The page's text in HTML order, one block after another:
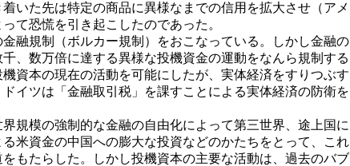
いた先は特定の商品に異様なまでの信用を拡大させ（アメ
て恐慌を引き起こしたのであった。
融規制（ボルカー規制）をおこなっている。しかし金融の
、数万倍に達する異様な投機資金の運動をなんら規制する
資本の現在の活動を可能にしたが、実体経済をすりつぶす
イツは「金融取引税」を課すことによる実体経済の防衛を
規模の強制的な金融の自由化によって第三世界、途上国に
米資金の中国への膨大な投資などのかたちをとって、これ
もたらした。しかし投機資本の主要な活動は、過去のバブ